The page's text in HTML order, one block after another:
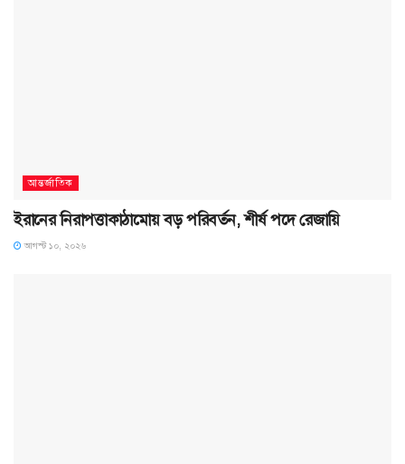
আন্তর্জাতিক
ইরানের নিরাপত্তাকাঠামোয় বড় পরিবর্তন, শীর্ষ পদে রেজায়ি
আগস্ট ১০, ২০২৬